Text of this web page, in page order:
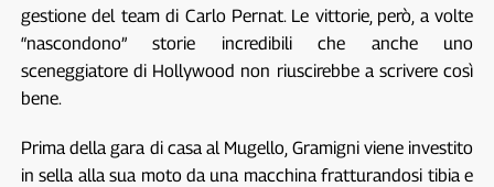
gestione del team di Carlo Pernat. Le vittorie, però, a volte
“nascondono” storie incredibili che anche uno
sceneggiatore di Hollywood non riuscirebbe a scrivere così
bene.
Prima della gara di casa al Mugello, Gramigni viene investito
in sella alla sua moto da una macchina fratturandosi tibia e